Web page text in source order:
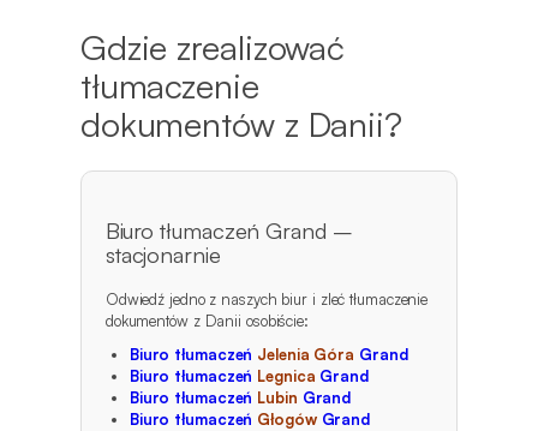
Gdzie zrealizować
tłumaczenie
dokumentów z Danii?
Biuro tłumaczeń Grand –
stacjonarnie
Odwiedź jedno z naszych biur i zleć tłumaczenie
dokumentów z Danii osobiście:
Biuro tłumaczeń Jelenia Góra Grand
Biuro tłumaczeń Legnica Grand
Biuro tłumaczeń Lubin Grand
Biuro tłumaczeń GłogówGrand